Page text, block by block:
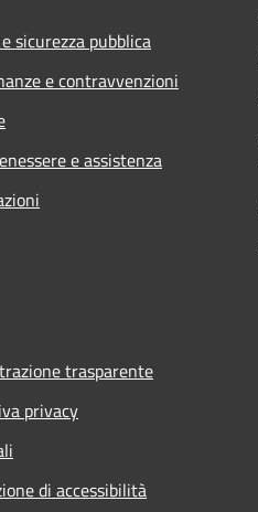
sicurezza pubblica
e contravvenzioni
e assistenza
trasparente
privacy
di accessibilità